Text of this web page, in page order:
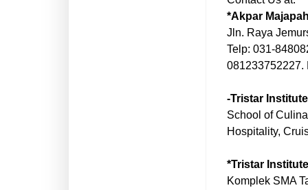
*Akpar
Jln. Raya
Telp: 031-
081233752227.
-Tristar
School of
Hospitality,
*Tristar
Komplek SMA